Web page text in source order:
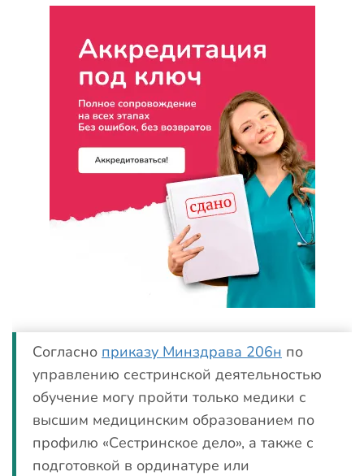
Согласно приказу Минздрава 206н по
управлению сестринской деятельностью
обучение могу пройти только медики с
высшим медицинским образованием по
профилю «Сестринское дело», а также с
подготовкой в ординатуре или